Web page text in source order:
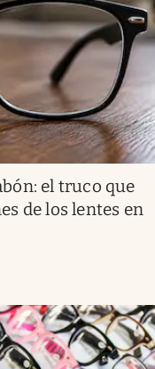
el truco que
de los lentes en